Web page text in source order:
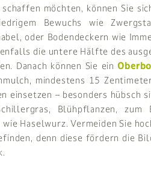
möchten, können Sie
Bewuchs wie
oder Bodendeckern wie
die untere Hälfte des
Danach können Sie ein
mindestens 15
einsetzen – besonders hübsch
Blühpflanzen, zum
Haselwurz. Vermeiden Sie
denn diese fördern die